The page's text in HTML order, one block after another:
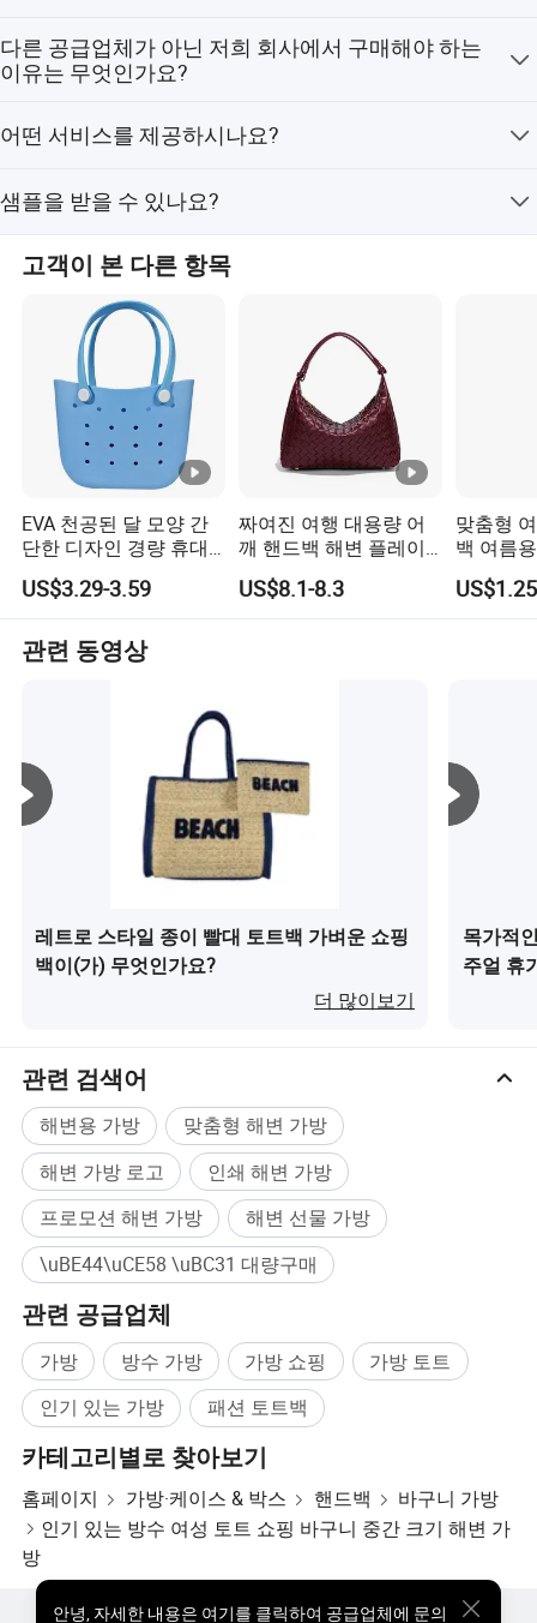
검사를 실시합니다.
다른 공급업체가 아닌 저희 회사에서 구매해야 하는
이유는 무엇인가요?
ISO14001, ISO45001 인증을 보유하고 있습니다.
어떤 서비스를 제공하시나요?
제 통화: USD, CNY. 허용되는 결제 방식: T/T, L/C. 사용 가
능한 언어: 영어, 일본어.
샘플을 받을 수 있나요?
고객이 본 다른 항목
EVA 천공된 달 모양 간
단한 디자인 경량 휴대
용 핸드헬드 방수 세탁
가능한 여행 수납 해변
토트백
US$3.29-3.59
짜여진 여행 대용량 어
깨 핸드백 해변 플레이
트 수제 토트 가방 여성
용 가방
US$8.1-8.3
맞춤형
백 여름
트링 나
관련 동영상
레트로 스타일 종이 빨대 토트백 가벼운 쇼핑
백이(가) 무엇인가요?
더 많이보기
목가적
주얼 휴
관련 검색어
해변용 가방
맞춤형 해변 가방
해변 가방 로고
인쇄 해변 가방
프로모션 해변 가방
해변 선물 가방
\uBE44\uCE58 \uBC31 대량구매
관련 공급업체
가방 방수 가방 가방 쇼핑
가방 토트
인기 있는 가방
패션 토트백
카테고리별로 찾아보기
홈페이지 가방·케이스 & 박스 핸드백
바구니 가방
인기 있는 방수 여성 토트 쇼핑 바구니 중간 크기 해변 가
방
안녕, 자세한 내용은 여기를 클릭하여 공급업체에 문의